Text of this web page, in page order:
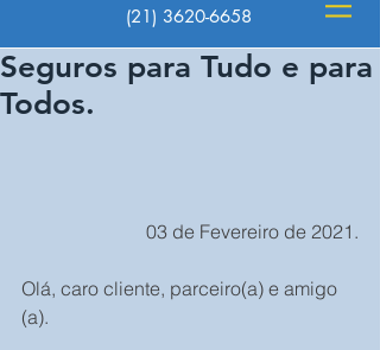
(21) 3620-6658
Seguros para Tudo e para
Todos.
03 de Fevereiro de 2021.
Olá, caro cliente, parceiro(a) e amigo
(a).